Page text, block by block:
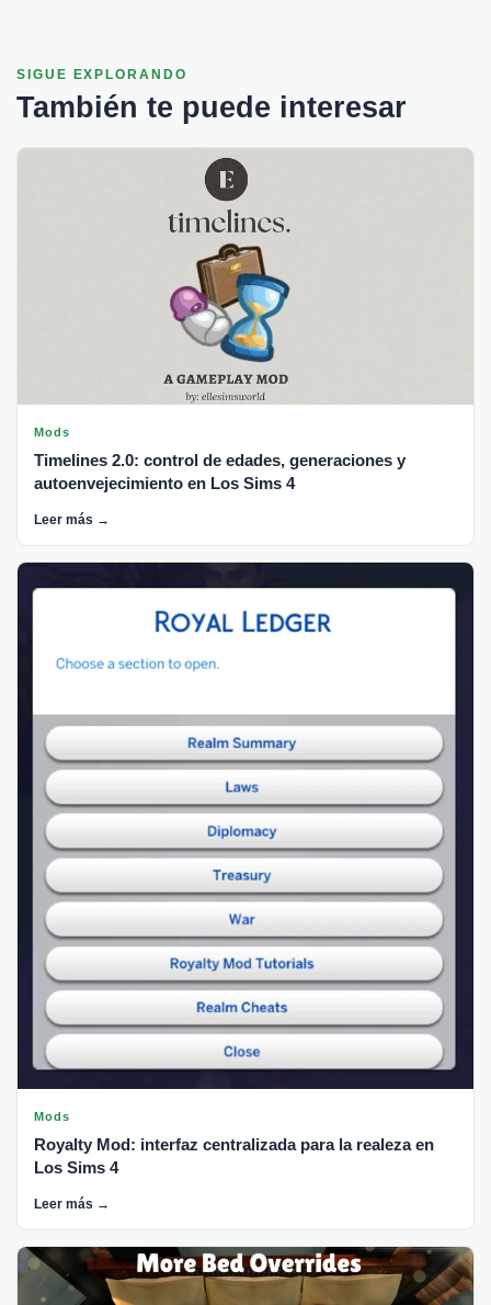
SIGUE EXPLORANDO
También te puede interesar
Mods
Timelines 2.0: control de edades, generaciones y
autoenvejecimiento en Los Sims 4
Leer más →
Mods
Royalty Mod: interfaz centralizada para la realeza en
Los Sims 4
Leer más →